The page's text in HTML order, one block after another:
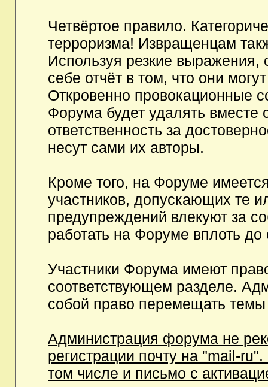
Четвёртое правило.
терроризма! Извращенцам
Используя резкие выражения,
себе отчёт в том, что они
Откровенно провокационные
Форума будет удалять вместе
ответственность за
несут сами их авторы.
Кроме того, на Форуме
участников, допускающих те
предупреждений влекуют за
работать на Форуме вплоть
Участники Форума имеют
соответствующем разделе.
собой право перемещать темы
Администрация форума не
регистрации почту на "mail-
том числе и письмо с